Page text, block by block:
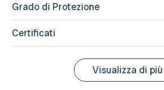
Grado di Protezione
Certificati
Visualizza di più